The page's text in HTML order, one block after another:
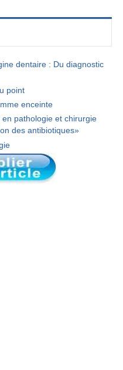
dentaire : Du diagnostic
point
enceinte
pathologie et chirurgie
des antibiotiques»